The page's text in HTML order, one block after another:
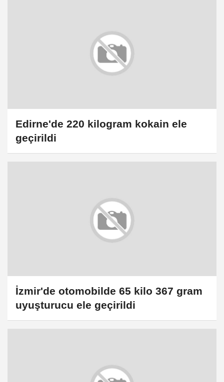
Edirne'de 220 kilogram kokain ele
geçirildi
İzmir'de otomobilde 65 kilo 367 gram
uyuşturucu ele geçirildi